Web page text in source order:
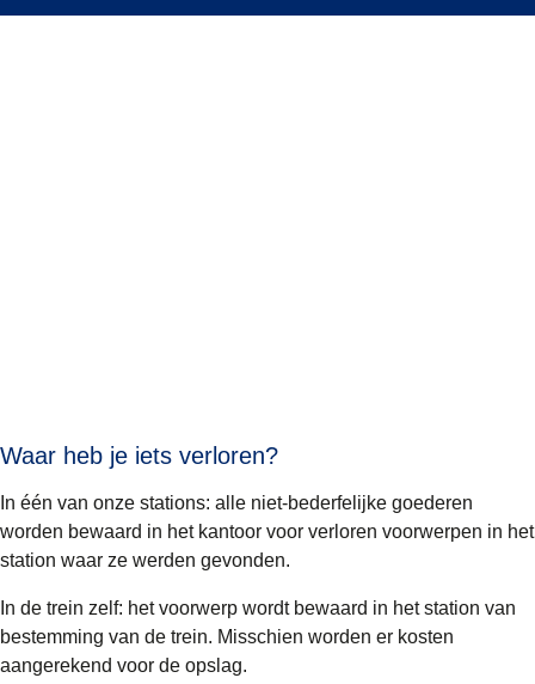
Waar heb je iets verloren?
In één van onze stations: alle niet-bederfelijke goederen
worden bewaard in het kantoor voor verloren voorwerpen in het
station waar ze werden gevonden.
In de trein zelf: het voorwerp wordt bewaard in het station van
bestemming van de trein. Misschien worden er kosten
aangerekend voor de opslag.